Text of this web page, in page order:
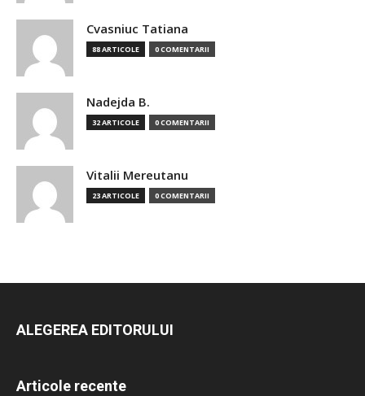
Cvasniuc Tatiana
88 ARTICOLE 0 COMENTARII
Nadejda B.
32 ARTICOLE 0 COMENTARII
Vitalii Mereutanu
23 ARTICOLE 0 COMENTARII
ALEGEREA EDITORULUI
Articole recente